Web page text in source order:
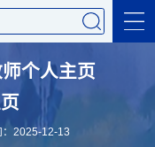
个人主页
2025-12-13